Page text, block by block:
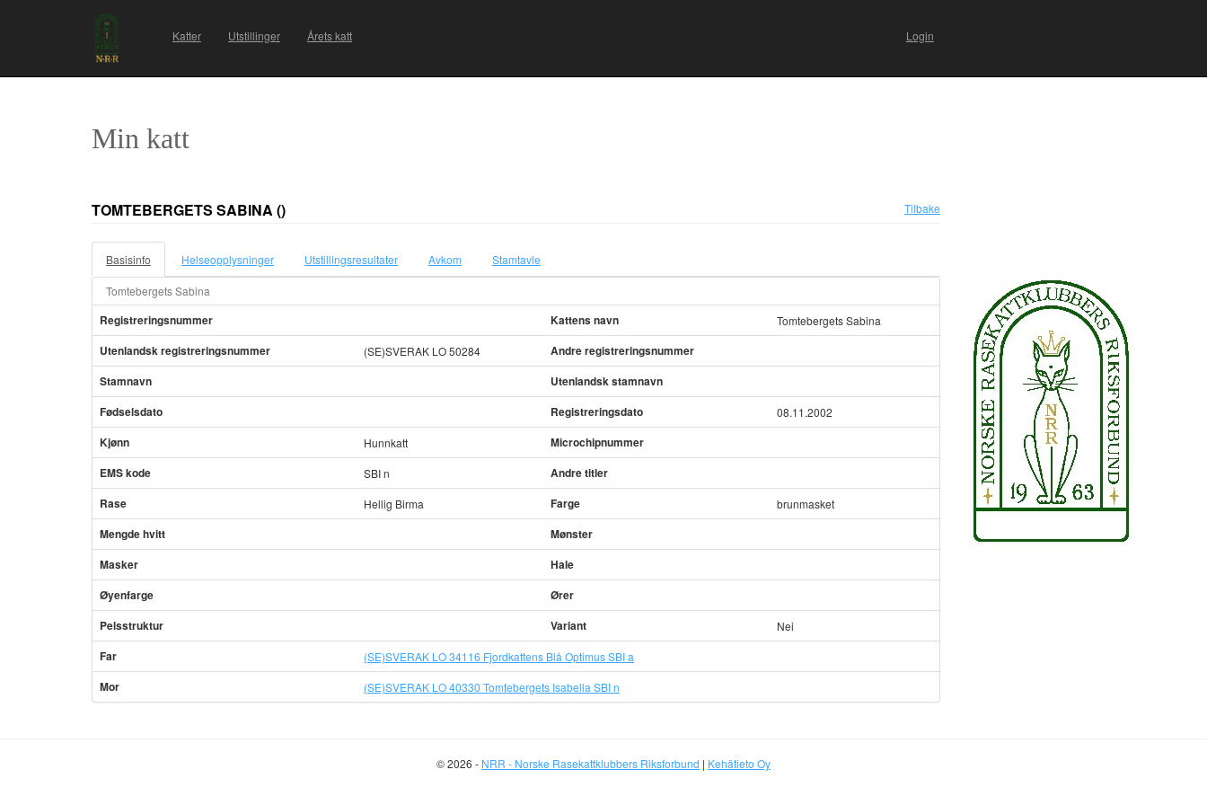
Katter Utstillinger Årets katt Login
Min katt
TOMTEBERGETS SABINA () Tilbake
Basisinfo Helseopplysninger Utstillingsresultater Avkom Stamtavle
Tomtebergets Sabina
Registreringsnummer Kattens navn Tomtebergets Sabina
Utenlandsk registreringsnummer (SE)SVERAK LO 50284
Andre registreringsnummer
Stamnavn
Utenlandsk stamnavn
Fødselsdato
Registreringsdato 08.11.2002
Kjønn Hunnkatt
Microchipnummer
EMS kode
SBI n
Andre titler
Rase
Hellig Birma Farge brunmasket
Mengde hvitt
Mønster
Masker
Hale
Øyenfarge
Ører
Pelsstruktur
Variant Nei
Far (SE)SVERAK LO 34116 Fjordkattens Blå Optimus SBI a
Mor (SE)SVERAK LO 40330 Tomtebergets Isabella SBI n
© 2026 - NRR - Norske Rasekattklubbers Riksforbund | Kehätieto Oy